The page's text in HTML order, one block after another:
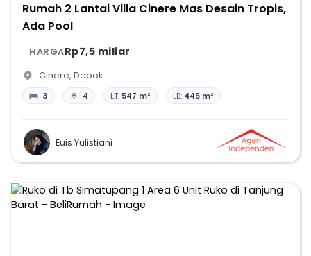
Rumah 2 Lantai Villa Cinere Mas Desain Tropis,
Ada Pool
HARGARp7,5 miliar
Cinere, Depok
3 4 LT: 547 m² LB: 445 m²
Euis Yulistiani